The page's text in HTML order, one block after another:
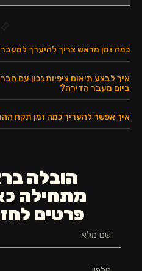
כמה זמן מראש צריך להיערך
איך לבצע תיאום ציפיות נכון עם
ביום מעבר הדירה?
איך אפשר להעריך כמה זמן תקח
הובלה
מתחילה
פרטים